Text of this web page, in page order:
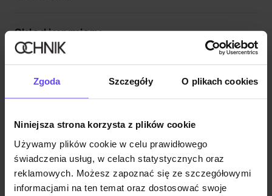
Zgoda Szczegóły O plikach cookies
Niniejsza strona korzysta z plików cookie
Używamy plików cookie w celu prawidłowego
świadczenia usług, w celach statystycznych oraz
reklamowych. Możesz zapoznać się ze szczegółowymi
informacjami na ten temat oraz dostosować swoje
Skład i wymiary
Skórzana kurtka damska vintage oversize
KURDS-0510-2825(W25)
499,90 zł
599,90 zł- najniższa cena z 30 dni przed